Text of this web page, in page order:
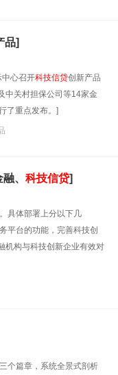
品]
中心召开科技信贷创新产品
中关村担保公司等14家金
了重点发布。]
、 科技信贷]
具体部署上分以下几
平台的功能，完善科技创
机构与科技创新企业有效对
个篇章，系统全景式剖析